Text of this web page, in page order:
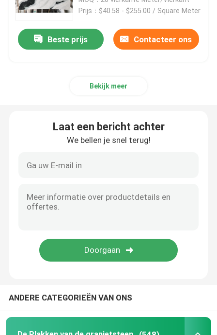
Gevlamde Granietsteen
Beige Marmeren Plak
houten adermarmer
kunstmatige kwarts steen
Zwarte Golf
Prijs：$40.58 - $255.00 / Square Meter
Beste prijs Contacteer ons
Bekijk meer
Laat een bericht achter
We bellen je snel terug!
ANDERE CATEGORIEËN VAN ONS